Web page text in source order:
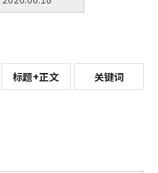
标题+正文 关键词